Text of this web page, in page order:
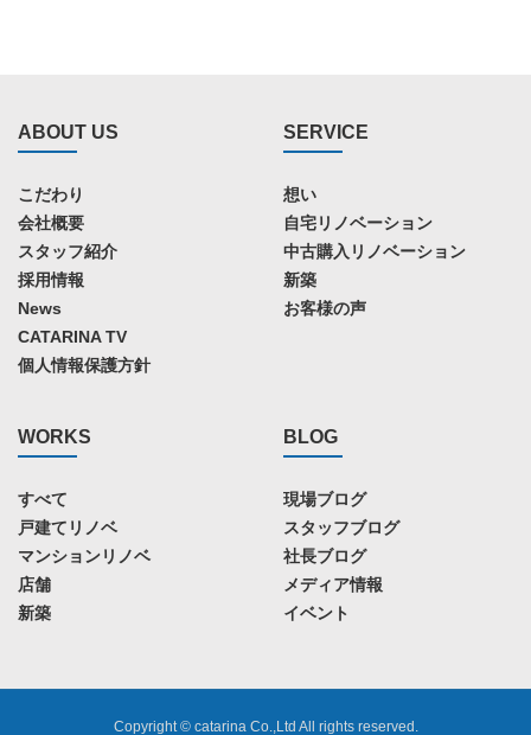
ABOUT US
こだわり
会社概要
スタッフ紹介
採用情報
News
CATARINA TV
個人情報保護方針
SERVICE
想い
自宅リノベーション
中古購入リノベーション
新築
お客様の声
WORKS
すべて
戸建てリノベ
マンションリノベ
店舗
新築
BLOG
現場ブログ
スタッフブログ
社長ブログ
メディア情報
イベント
Copyright © catarina Co.,Ltd All rights reserved.